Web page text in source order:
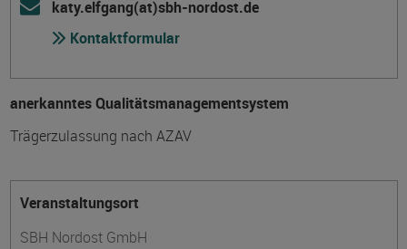
katy.elfgang(at)sbh-nordost.de
Kontaktformular
anerkanntes Qualitätsmanagementsystem
Trägerzulassung nach AZAV
Veranstaltungsort
SBH Nordost GmbH